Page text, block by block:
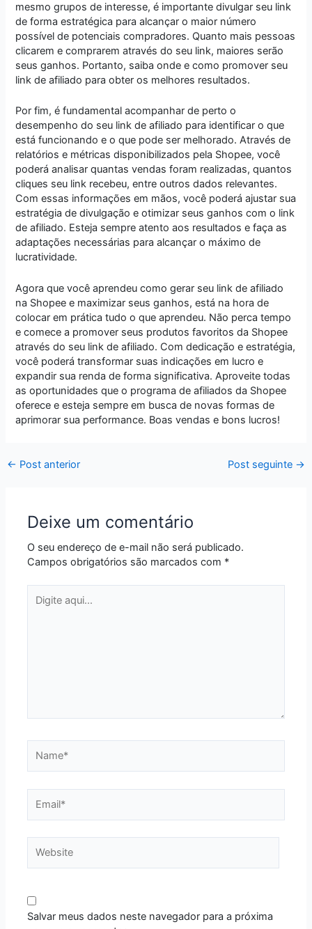
mesmo grupos de interesse, é importante divulgar seu link
de forma estratégica para alcançar o maior número
possível de potenciais compradores. Quanto mais pessoas
clicarem e comprarem através do seu link, maiores serão
seus ganhos. Portanto, saiba onde e como promover seu
link de afiliado para obter os melhores resultados.
Por fim, é fundamental acompanhar de perto o
desempenho do seu link de afiliado para identificar o que
está funcionando e o que pode ser melhorado. Através de
relatórios e métricas disponibilizados pela Shopee, você
poderá analisar quantas vendas foram realizadas, quantos
cliques seu link recebeu, entre outros dados relevantes.
Com essas informações em mãos, você poderá ajustar sua
estratégia de divulgação e otimizar seus ganhos com o link
de afiliado. Esteja sempre atento aos resultados e faça as
adaptações necessárias para alcançar o máximo de
lucratividade.
Agora que você aprendeu como gerar seu link de afiliado
na Shopee e maximizar seus ganhos, está na hora de
colocar em prática tudo o que aprendeu. Não perca tempo
e comece a promover seus produtos favoritos da Shopee
através do seu link de afiliado. Com dedicação e estratégia,
você poderá transformar suas indicações em lucro e
expandir sua renda de forma significativa. Aproveite todas
as oportunidades que o programa de afiliados da Shopee
oferece e esteja sempre em busca de novas formas de
aprimorar sua performance. Boas vendas e bons lucros!
← Post anterior Post seguinte →
Deixe um comentário
O seu endereço de e-mail não será publicado.
Campos obrigatórios são marcados com *
aqui...
Salvar meus dados neste navegador para a próxima